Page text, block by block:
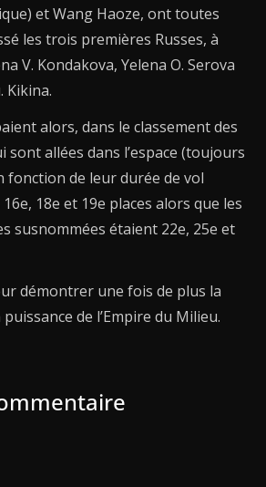
et Wang Haoze, ont toutes
les trois premières Russes, à
V. Kondakova, Yelena O. Serova
Kikina.
alors, dans le classement des
sont allées dans l’espace (toujours
fonction de leur durée de vol
18e et 19e places alors que les
susnommées étaient 22e, 25e et
démontrer une fois de plus la
de l’Empire du Milieu.